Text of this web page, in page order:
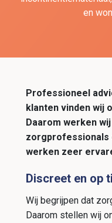
en
Professioneel
klanten vinden wij
Daarom werken
zorgprofessionals
werken zeer
Discreet en op
Wij begrijpen dat
Daarom stellen wij